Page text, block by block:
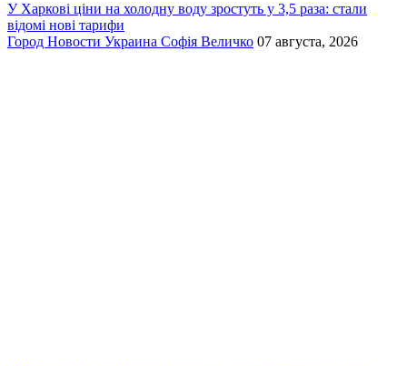
У Харкові ціни на холодну воду зростуть у 3,5 раза: стали
відомі нові тарифи
Город Новости Украина Софія Величко 07 августа, 2026